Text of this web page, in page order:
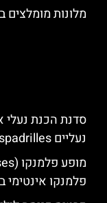
מלונות
סדנת הכנת נעלי
נעליים DIY – Espadrilles
פלמנקו אינטימי